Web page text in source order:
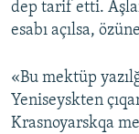
dep tarif etti.
esabı açılsa,
«Bu mektüp
Yeniseyskten
Krasnoyarskqa